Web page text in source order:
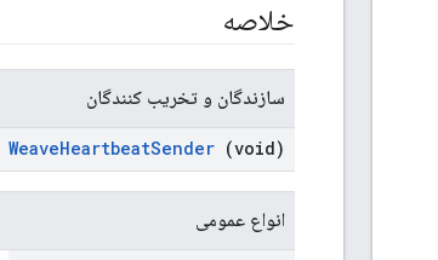
خلاصه
سازندگان و تخریب کنندگان
WeaveHeartbeatSender (void)
انواع عمومی